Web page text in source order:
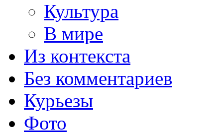
Культура
В мире
Из контекста
Без комментариев
Курьезы
Фото